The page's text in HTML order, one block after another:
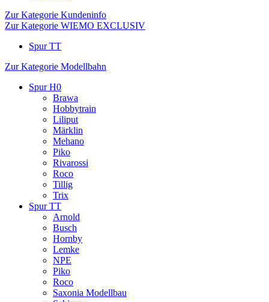
Zur Kategorie Kundeninfo
Zur Kategorie WIEMO EXCLUSIV
Spur TT
Zur Kategorie Modellbahn
Spur H0
Brawa
Hobbytrain
Liliput
Märklin
Mehano
Piko
Rivarossi
Roco
Tillig
Trix
Spur TT
Arnold
Busch
Hornby
Lemke
NPE
Piko
Roco
Saxonia Modellbau